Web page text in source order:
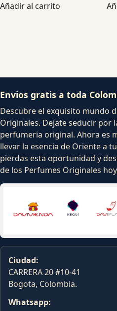
Añadir al carrito
Envios gratis a toda
Descubre el exquisito mundo
Originales. Dejate seducir por
perfumeria original. Ahora es
llevar la esencia de Oriente a
pierdas esta oportunidad y
de los Perfumes Originales
Ciudad:
CARRERA 20 #10-41
Bogota, Colombia.
Whatsapp: